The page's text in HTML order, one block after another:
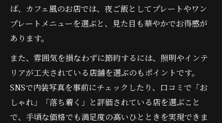
カフェ風空間で楽しむ渋谷の節約ディナー
カフェ風ディナー安い渋谷の使いこなし方
飲まない日の夜カフェディナー節約テク
女子会にも人気カフェ風安いディナー提案
夜ご飯安いカフェ風ディナーの探し方ガイ
ド
ば、カフェ風のお店では、夜ご飯としてプレートやワン
プレートメニューを選ぶと、見た目も華やかでお得感が
あります。
また、雰囲気を損なわずに節約するには、照明やインテ
リアが工夫されている店舗を選ぶのもポイントです。
SNSで内装写真を事前にチェックしたり、口コミで「お
しゃれ」「落ち着く」と評価されている店を選ぶこと
で、手頃な価格でも満足度の高いひとときを実現できま